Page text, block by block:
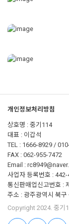
개인정보처리방침
상호명 : 중기114
대표 : 이갑석
TEL : 1666-8929 /
FAX : 062-955-7472
Email :
사업자 등록번호 :
통신판매업신고번호 :
주소 : 광주광역시 북
Copyright 2024. 중기